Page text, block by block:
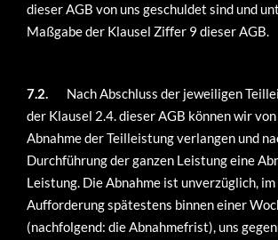
dieser AGB von uns geschuldet sind und
Maßgabe der Klausel Ziffer 9 dieser AGB.
7.2. Nach Abschluss der jeweiligen
der Klausel 2.4. dieser AGB können wir
Abnahme der Teilleistung verlangen und
Durchführung der ganzen Leistung eine
Leistung. Die Abnahme ist unverzüglich,
Aufforderung spätestens binnen einer
(nachfolgend: die Abnahmefrist), uns